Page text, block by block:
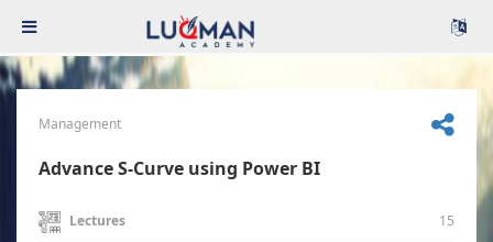
Management
Advance S-Curve using Power BI
Lectures 15